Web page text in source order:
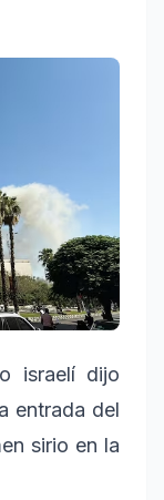
israelí dijo
entrada del
sirio en la